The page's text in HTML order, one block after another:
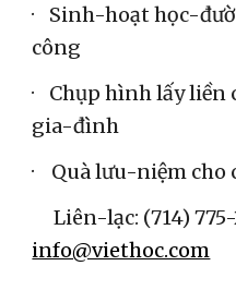
·
Sinh-hoạt học-
công
·
Chụp hình lấy liền
gia-đình
·
Quà lưu-niệm cho
info@viethoc.com